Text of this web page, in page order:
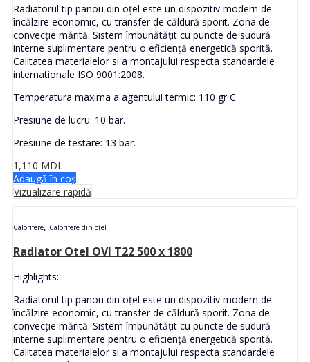
Radiatorul tip panou din oțel este un dispozitiv modern de
încălzire economic, cu transfer de căldură sporit. Zona de
convecție mărită. Sistem îmbunătățit cu puncte de sudură
interne suplimentare pentru o eficiență energetică sporită.
Calitatea materialelor si a montajului respecta standardele
internationale ISO 9001:2008.
Temperatura maxima a agentului termic: 110 gr C
Presiune de lucru: 10 bar.
Presiune de testare: 13 bar.
1,110 MDL
Adaugă în coș
Vizualizare rapidă
Calorifere, Calorifere din oțel
Radiator Otel OVI T22 500 x 1800
Highlights:
Radiatorul tip panou din oțel este un dispozitiv modern de
încălzire economic, cu transfer de căldură sporit. Zona de
convecție mărită. Sistem îmbunătățit cu puncte de sudură
interne suplimentare pentru o eficiență energetică sporită.
Calitatea materialelor si a montajului respecta standardele